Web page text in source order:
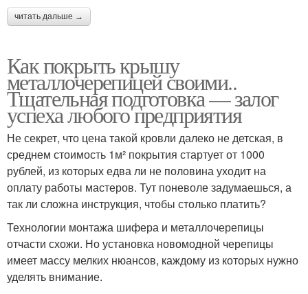
читать дальше →
Как покрыть крышу
металлочерепицей своими..
Тщательная подготовка — залог
успеха любого предприятия
Не секрет, что цена такой кровли далеко не детская, в
среднем стоимость 1м² покрытия стартует от 1000
рублей, из которых едва ли не половина уходит на
оплату работы мастеров. Тут поневоле задумаешься, а
так ли сложна инструкция, чтобы столько платить?
Технологии монтажа шифера и металлочерепицы
отчасти схожи. Но установка новомодной черепицы
имеет массу мелких нюансов, каждому из которых нужно
уделять внимание.